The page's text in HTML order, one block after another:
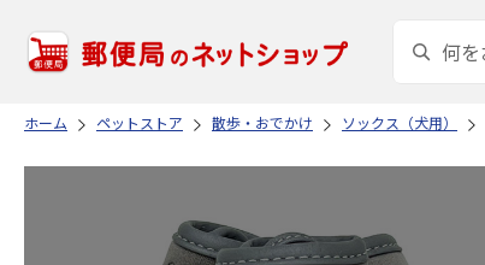
ホーム ペットストア 散歩・おでかけ ソックス（犬用）